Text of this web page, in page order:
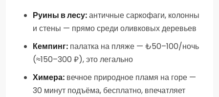
Руины в лесу:античные саркофаги, колонны
и стены — прямо среди оливковых деревьев
Кемпинг: палатка на пляже — ₺50–100/ночь
(≈150–300 ₽), это легально
Химера: вечное природное пламя на горе —
30 минут подъёма, бесплатно, впечатляет